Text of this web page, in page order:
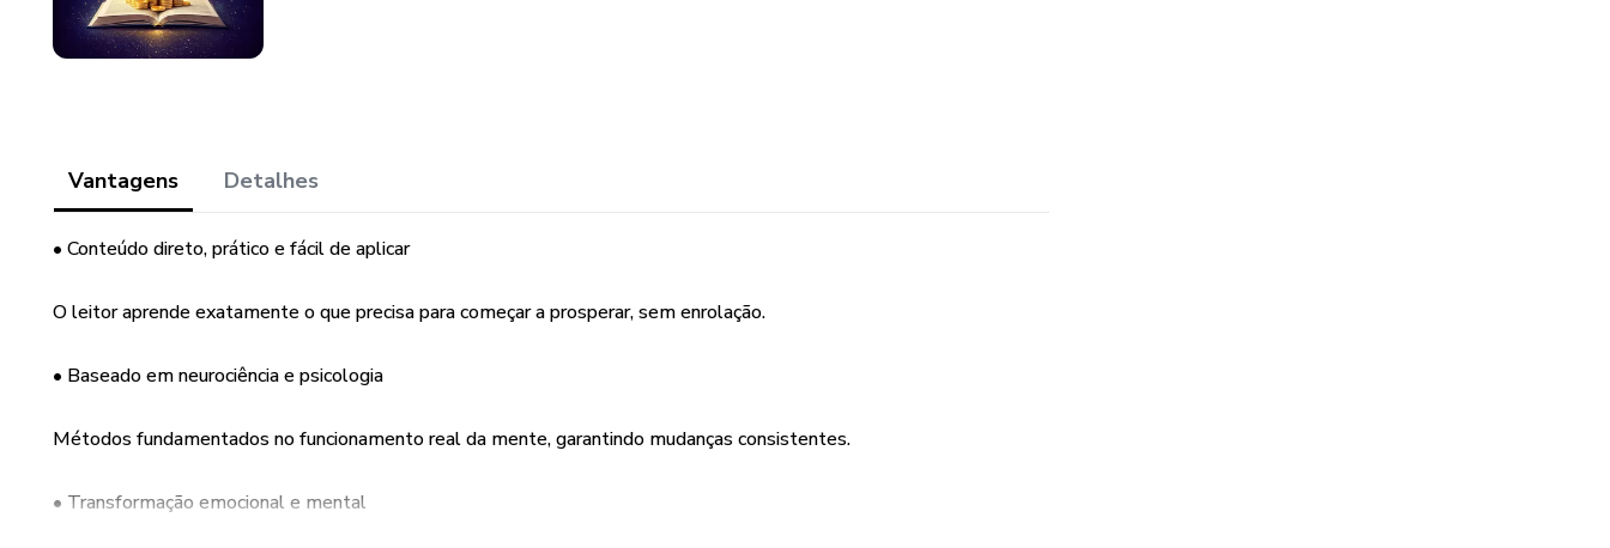
Vantagens Detalhes
• Conteúdo direto, prático e fácil de aplicar
O leitor aprende exatamente o que precisa para começar a prosperar, sem enrolação.
• Baseado em neurociência e psicologia
Métodos fundamentados no funcionamento real da mente, garantindo mudanças consistentes.
• Transformação emocional e mental